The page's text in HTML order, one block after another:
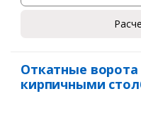
Откатные
кирпичными